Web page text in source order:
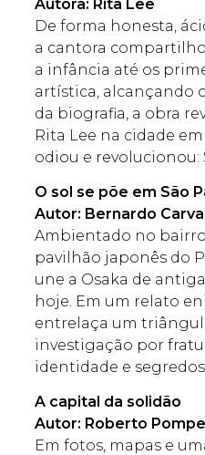
Autora: Rita Lee
De forma honesta,
a cantora
a infância até os
artística, alcançando
da biografia, a obra
Rita Lee na cidade em
odiou e revolucionou:
O sol se põe em São
Autor: Bernardo
Ambientado no
pavilhão japonês do
une a Osaka de
hoje. Em um relato
entrelaça um
investigação por
identidade e
A capital da solidão
Autor: Roberto
Em fotos, mapas e